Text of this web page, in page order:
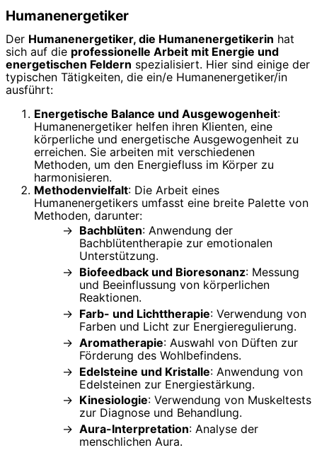
Humanenergetiker
Der Humanenergetiker, die Humanenergetikerin hat
sich auf die professionelle Arbeit mit Energie und
energetischen Feldern spezialisiert. Hier sind einige der
typischen Tätigkeiten, die ein/e Humanenergetiker/in
ausführt:
Energetische Balance und Ausgewogenheit:
Humanenergetiker helfen ihren Klienten, eine
körperliche und energetische Ausgewogenheit zu
erreichen. Sie arbeiten mit verschiedenen
Methoden, um den Energiefluss im Körper zu
harmonisieren.
Methodenvielfalt: Die Arbeit eines
Humanenergetikers umfasst eine breite Palette von
Methoden, darunter:
Bachblüten: Anwendung der
Bachblütentherapie zur emotionalen
Unterstützung.
Biofeedback und Bioresonanz: Messung
und Beeinflussung von körperlichen
Reaktionen.
Farb- und Lichttherapie: Verwendung von
Farben und Licht zur Energieregulierung.
Aromatherapie: Auswahl von Düften zur
Förderung des Wohlbefindens.
Edelsteine und Kristalle: Anwendung von
Edelsteinen zur Energiestärkung.
Kinesiologie: Verwendung von Muskeltests
zur Diagnose und Behandlung.
Aura-Interpretation: Analyse der
menschlichen Aura.